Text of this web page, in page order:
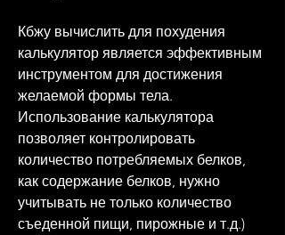
Кбжу вычислить для похудения
калькулятор является эффективным
инструментом для достижения
желаемой формы тела.
Использование калькулятора
позволяет контролировать
количество потребляемых белков,
как содержание белков, нужно
учитывать не только количество
съеденной пищи, пирожные и т.д.)